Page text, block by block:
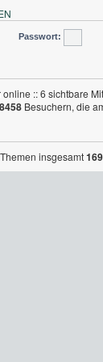
Passwort:
online :: 6 sichtbare
8458 Besuchern, die
Themen insgesamt